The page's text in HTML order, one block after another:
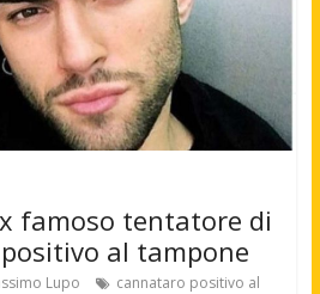
famoso tentatore di
al tampone
Lupo
cannataro positivo al